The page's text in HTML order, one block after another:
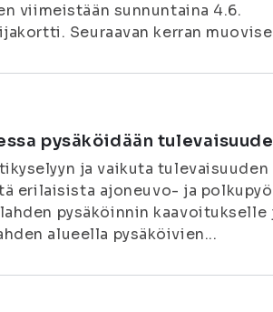
viimeistään sunnuntaina 4.6.
Seuraavan kerran
pysäköidään
ja vaikuta
erilaisista ajoneuvo- ja
pysäköinnin
alueella pysäköivien...